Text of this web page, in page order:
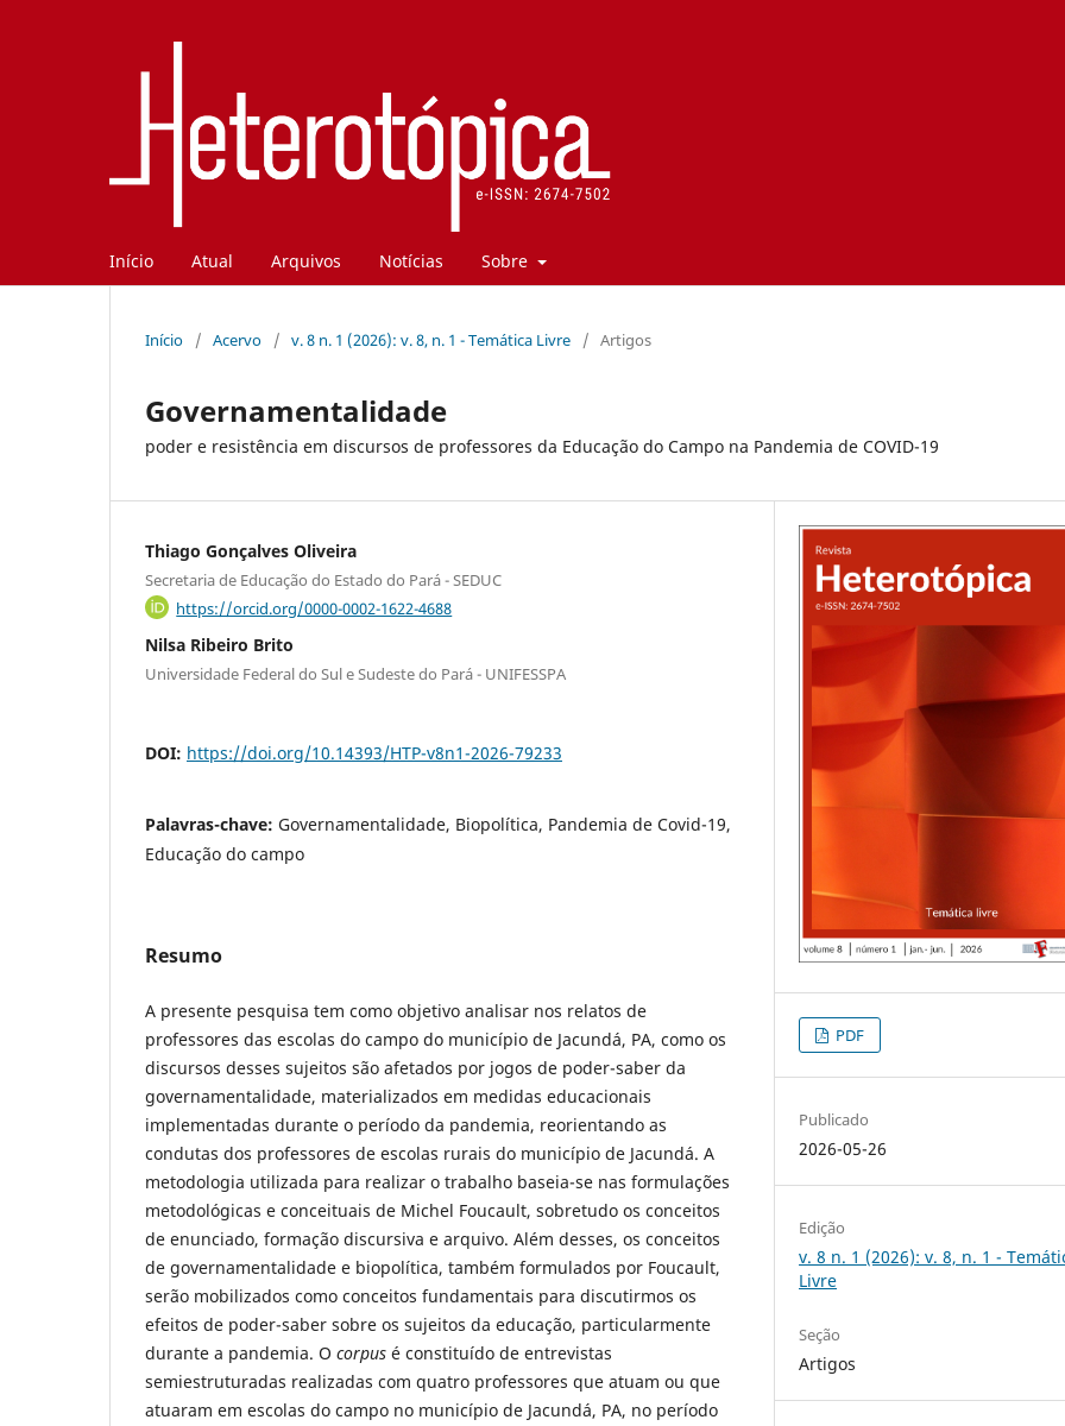
Início Atual Arquivos Notícias Sobre
Início / Acervo / v. 8 n. 1 (2026): v. 8, n. 1 - Temática Livre / Artigos
Governamentalidade
poder e resistência em discursos de professores da Educação do Campo na Pandemia de COVID-19
Thiago Gonçalves Oliveira
Secretaria de Educação do Estado do Pará - SEDUC
https://orcid.org/0000-0002-1622-4688
Nilsa Ribeiro Brito
Universidade Federal do Sul e Sudeste do Pará - UNIFESSPA
DOI: https://doi.org/10.14393/HTP-v8n1-2026-79233
Palavras-chave: Governamentalidade, Biopolítica, Pandemia de Covid-19,
Educação do campo
Resumo
A presente pesquisa tem como objetivo analisar nos relatos de
professores das escolas do campo do município de Jacundá, PA, como os
discursos desses sujeitos são afetados por jogos de poder-saber da
governamentalidade, materializados em medidas educacionais
implementadas durante o período da pandemia, reorientando as
condutas dos professores de escolas rurais do município de Jacundá. A
metodologia utilizada para realizar o trabalho baseia-se nas formulações
metodológicas e conceituais de Michel Foucault, sobretudo os conceitos
de enunciado, formação discursiva e arquivo. Além desses, os conceitos
de governamentalidade e biopolítica, também formulados por Foucault,
serão mobilizados como conceitos fundamentais para discutirmos os
efeitos de poder-saber sobre os sujeitos da educação, particularmente
durante a pandemia. O corpus é constituído de entrevistas
semiestruturadas realizadas com quatro professores que atuam ou que
atuaram em escolas do campo no município de Jacundá, PA, no período
PDF
Publicado
2026-05-26
Edição
v. 8 n. 1 (2026): v. 8, n. 1 -
Livre
Seção
Artigos